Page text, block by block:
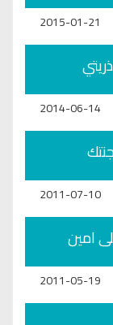
2015-01-21
2014-06-14
2011-07-10
امين
2011-05-19